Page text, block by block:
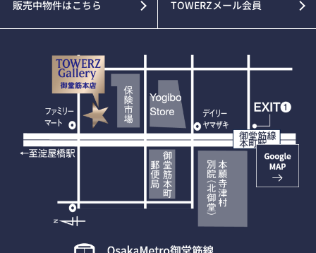
販売中物件はこちら TOWERZメール会員